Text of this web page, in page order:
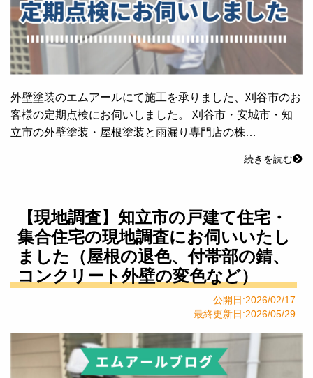
外壁塗装のエムアールにて施工を承りました、刈谷市のお
客様の定期点検にお伺いしました。 刈谷市・安城市・知
立市の外壁塗装・屋根塗装と雨漏り専門店の株…
続きを読む
【現地調査】知立市の戸建て住宅・
集合住宅の現地調査にお伺いいたし
ました（屋根の退色、付帯部の錆、
コンクリート外壁の変色など）
公開日:2026/02/17
最終更新日:2026/05/29